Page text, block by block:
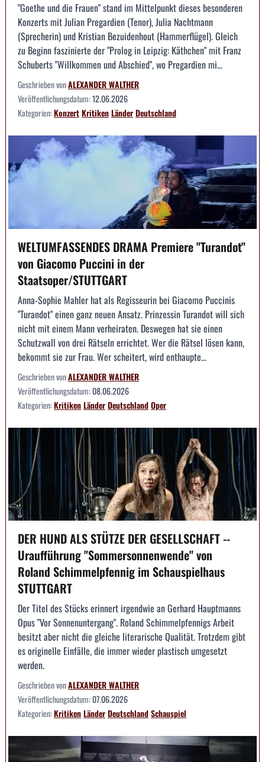
"Goethe und die Frauen" stand im Mittelpunkt dieses besonderen
Konzerts mit Julian Pregardien (Tenor), Julia Nachtmann
(Sprecherin) und Kristian Bezuidenhout (Hammerflügel). Gleich
zu Beginn faszinierte der "Prolog in Leipzig: Käthchen" mit Franz
Schuberts "Willkommen und Abschied", wo Pregardien mi...
Geschrieben vonALEXANDER WALTHER
Veröffentlichungsdatum:12.06.2026
Kategorien:KonzertKritikenLänderDeutschland
WELTUMFASSENDES DRAMA Premiere "Turandot"
von Giacomo Puccini in der
Staatsoper/STUTTGART
Anna-Sophie Mahler hat als Regisseurin bei Giacomo Puccinis
"Turandot" einen ganz neuen Ansatz. Prinzessin Turandot will sich
nicht mit einem Mann verheiraten. Deswegen hat sie einen
Schutzwall von drei Rätseln errichtet. Wer die Rätsel lösen kann,
bekommt sie zur Frau. Wer scheitert, wird enthaupte...
Geschrieben vonALEXANDER WALTHER
Veröffentlichungsdatum:08.06.2026
Kategorien:KritikenLänderDeutschlandOper
DER HUND ALS STÜTZE DER GESELLSCHAFT --
Uraufführung "Sommersonnenwende" von
Roland Schimmelpfennig im Schauspielhaus
STUTTGART
Der Titel des Stücks erinnert irgendwie an Gerhard Hauptmanns
Opus "Vor Sonnenuntergang". Roland Schimmelpfennigs Arbeit
besitzt aber nicht die gleiche literarische Qualität. Trotzdem gibt
es originelle Einfälle, die immer wieder plastisch umgesetzt
werden.
Geschrieben vonALEXANDER WALTHER
Veröffentlichungsdatum:07.06.2026
Kategorien:KritikenLänderDeutschlandSchauspiel